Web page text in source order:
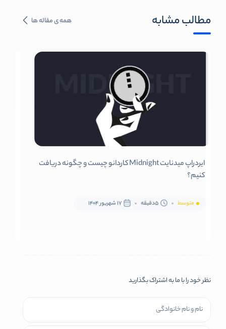
مطالب مشابه همه ی مقاله ها
ایردراپ میدنایت Midnight کاردانو چیست و چگونه دریافت
کنیم؟
متوسط 5دقیقه 17 شهریور 1404
نظر خود را با ما به اشتراک بگذارید